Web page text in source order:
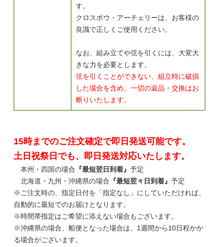
す。
クロスボウ・アーチェリーは、お客様の
良識で正しくご使用ください。
なお、組み立てや弦を引くには、大変大
きな力を必要とします。
弦を引くことができない、組立時に破損
した場合を含め、一切の返品・交換はお
断りいたします。
15時までのご注文確定で即日発送可能です。
土日祝祭日でも、即日発送対応いたします。
本州・四国の場合 『最短翌日到着』 予定
北海道・九州・沖縄県の場合 『最短翌々日到着』 予定
※ご注文時の、指定日付を「指定なし」にしていただければ、
自動的に最短でのお届けとなります。
※時間帯指定はご希望に添えない場合もございます。
※沖縄県の場合、船便となった場合は、1週間から10日程かか
る場合がございます。